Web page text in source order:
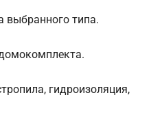
выбранного типа.
гидроизоляция,